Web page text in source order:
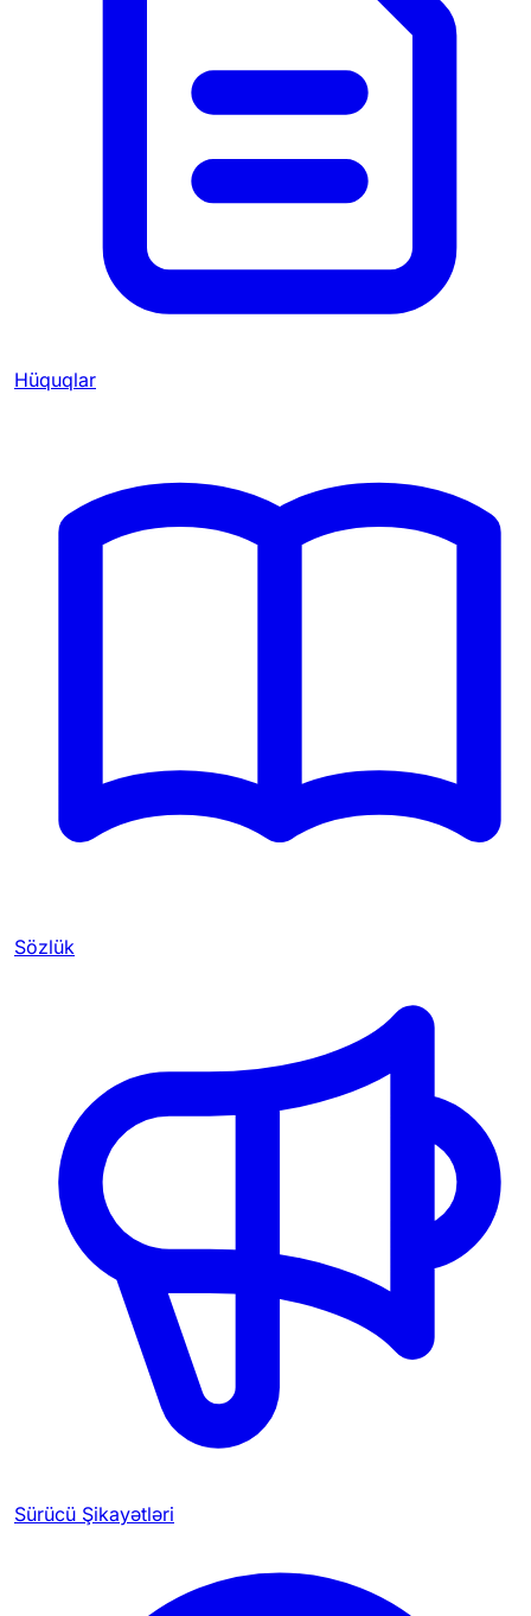
Hüquqlar
Sözlük
Sürücü Şikayətləri